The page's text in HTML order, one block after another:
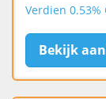
Verdien 0.53%
Bekijk